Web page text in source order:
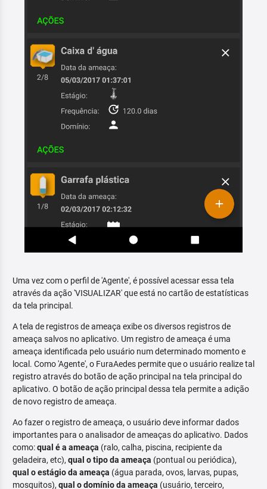
Uma vez com o perfil de 'Agente', é possível acessar essa tela
através da ação 'VISUALIZAR' que está no cartão de estatísticas
da tela principal.
A tela de registros de ameaça exibe os diversos registros de
ameaça salvos no aplicativo. Um registro de ameaça é uma
ameaça identificada pelo usuário num determinado momento e
local. Como 'Agente', o FuraAedes permite que o usuário realize tal
registro através do botão de ação principal na tela principal do
aplicativo. O botão de ação principal dessa tela permite a adição
de novo registro de ameaça.
Ao fazer o registro de ameaça, o usuário deve informar dados
importantes para o analisador de ameaças do aplicativo. Dados
como:qual é a ameaça (ralo, calha, piscina, recipiente da
geladeira, etc), qual o tipo da ameaça (pontual ou periódica),
qual o estágio da ameaça (água parada, ovos, larvas, pupas,
mosquitos), qual o domínio da ameaça (usuário, terceiro,